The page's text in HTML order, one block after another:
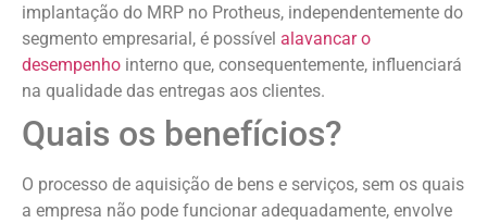
implantação do MRP no Protheus, independentemente do
segmento empresarial, é possível alavancar o
desempenho interno que, consequentemente, influenciará
na qualidade das entregas aos clientes.
Quais os benefícios?
O processo de aquisição de bens e serviços, sem os quais
a empresa não pode funcionar adequadamente, envolve